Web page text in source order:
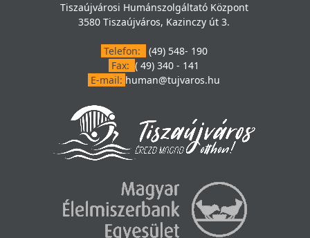
Tiszaújvárosi Humánszolgáltató Központ
3580 Tiszaújváros, Kazinczy út 3.
Telefon:
(49) 548- 190
Fax: ( 49) 340 - 141
E-mail: human@tujvaros.hu